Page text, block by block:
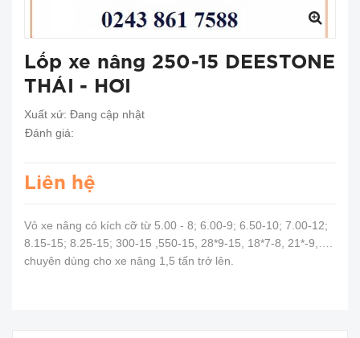
Lốp xe nâng 250-15 DEESTONE
THÁI - HƠI
Xuất xứ: Đang cập nhật
Đánh giá:
Liên hệ
Vỏ xe nâng có kích cỡ từ 5.00 - 8; 6.00-9; 6.50-10; 7.00-12;
8.15-15; 8.25-15; 300-15 ,550-15, 28*9-15, 18*7-8, 21*-9,….
chuyên dùng cho xe nâng 1,5 tấn trở lên.